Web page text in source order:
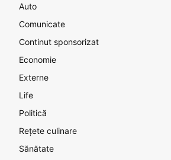
Auto
Comunicate
Continut sponsorizat
Economie
Externe
Life
Politică
Rețete culinare
Sănătate